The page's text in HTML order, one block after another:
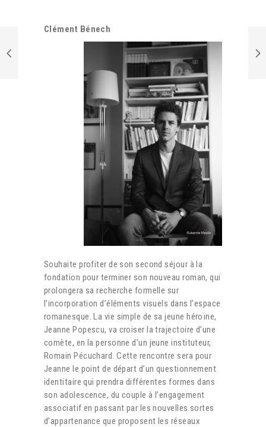
Clément Bénech
Souhaite profiter de son second séjour à la
fondation pour terminer son nouveau roman, qui
prolongera sa recherche formelle sur
l’incorporation d’éléments visuels dans l’espace
romanesque. La vie simple de sa jeune héroïne,
Jeanne Popescu, va croiser la trajectoire d’une
comète, en la personne d’un jeune instituteur,
Romain Pécuchard. Cette rencontre sera pour
Jeanne le point de départ d’un questionnement
identitaire qui prendra différentes formes dans
son adolescence, du couple à l’engagement
associatif en passant par les nouvelles sortes
d’appartenance que proposent les réseaux